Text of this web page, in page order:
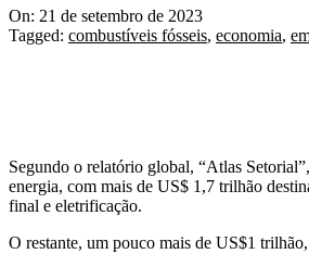
On: 21 de setembro de 2023
Tagged: combustíveis fósseis, economia,
Segundo o relatório global, “Atlas
energia, com mais de US$ 1,7 trilhão
final e eletrificação.
O restante, um pouco mais de US$1